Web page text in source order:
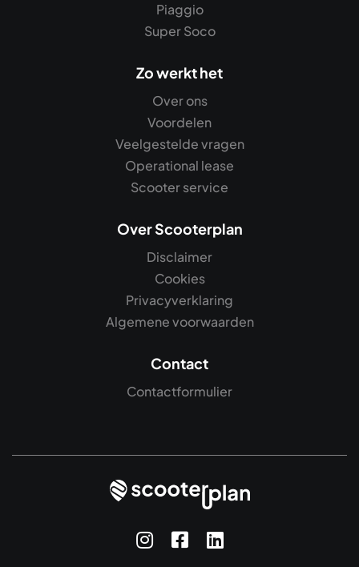
Piaggio
Super Soco
Zo werkt het
Over ons
Voordelen
Veelgestelde vragen
Operational lease
Scooter service
Over Scooterplan
Disclaimer
Cookies
Privacyverklaring
Algemene voorwaarden
Contact
Contactformulier